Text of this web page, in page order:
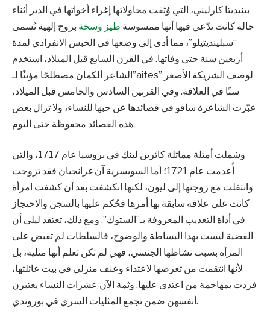
بينيديتا كارليني، التي وُثقت محاولاتها إغراء أخواتها في الدير أثناء
حالة كانت تدّعي فيها أنها ممسوسة طيز وسخة بروح إلهية تُسمى
“سبلينديتيلو”، مما أدى إلى وضعها في الحبس الانفرادي لمدة
أربعين سنة حتى وفاتها. في القرن السابع قبل الميلاد، استخدم
الشاعر ألكمان مصطلحًا مؤنثًا لـ”aites” لوصف الشريكة الأصغر
سنًا في العلاقة. وفي القرنين السادس والخامس قبل الميلاد،
عبّرت الشاعرة سافو في قصائدها عن حبها للنساء، ولا تزال بعض
هذه القصائد محفوظة حتى اليوم.
وشملت أمثلة مماثلة كاثرين لينك في بروسيا عام 1717، والتي
أُعدمت عام 1721؛ أما السويسرية آن غرانجيان فقد تزوجت
وانتقلت مع زوجتها إلى ليون، لكنها انكشفت بعد أن كشفت امرأة
كانت على علاقة سابقة بها أمرها فحُكم عليها بالسجن والاحتجاز
في أداة التعذيب المعروفة بـ”الستوك”. ومع ذلك، تعتقد ليلى أن
القضية ليست بهذا البساطة والوضوح، فالسلطات لم تقبض على
المرأة بسبب نشاطها الجنسي، فهي لم تكن تعلم أنها مثلية، بل
لأنها انتقمت من تعرضها لاعتداء وعنف منزلي في بيت عائلتها،
فردت بمهاجمة من اعتدى عليها. وثمة الآن عشرات النساء يعتبرن
أنفسهن ضمن تجمع المثليات السري في بوروندي.